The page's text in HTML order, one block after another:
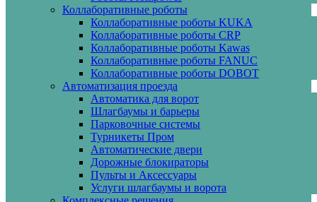
Коллаборативные роботы
Коллаборативные роботы KUKA
Коллаборативные роботы CRP
Коллаборативные роботы Kawas
Коллаборативные роботы FANUC
Коллаборативные роботы DOBOT
Автоматизация проезда
Автоматика для ворот
Шлагбаумы и барьеры
Парковочные системы
Турникеты Пром
Автоматические двери
Дорожные блокираторы
Пульты и Аксессуары
Услуги шлагбаумы и ворота